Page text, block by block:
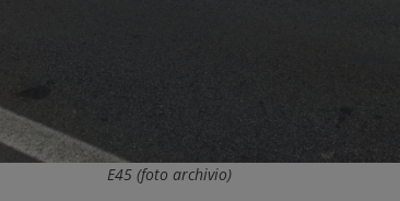
E45 (foto archivio)